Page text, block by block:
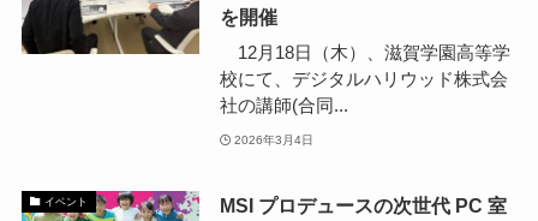
を開催
12月18日（木）、滋賀学園高等学
校にて、デジタルハリウッド株式会
社の講師(合同...
2026年3月4日
イベント
MSI プロデュースの次世代 PC 室